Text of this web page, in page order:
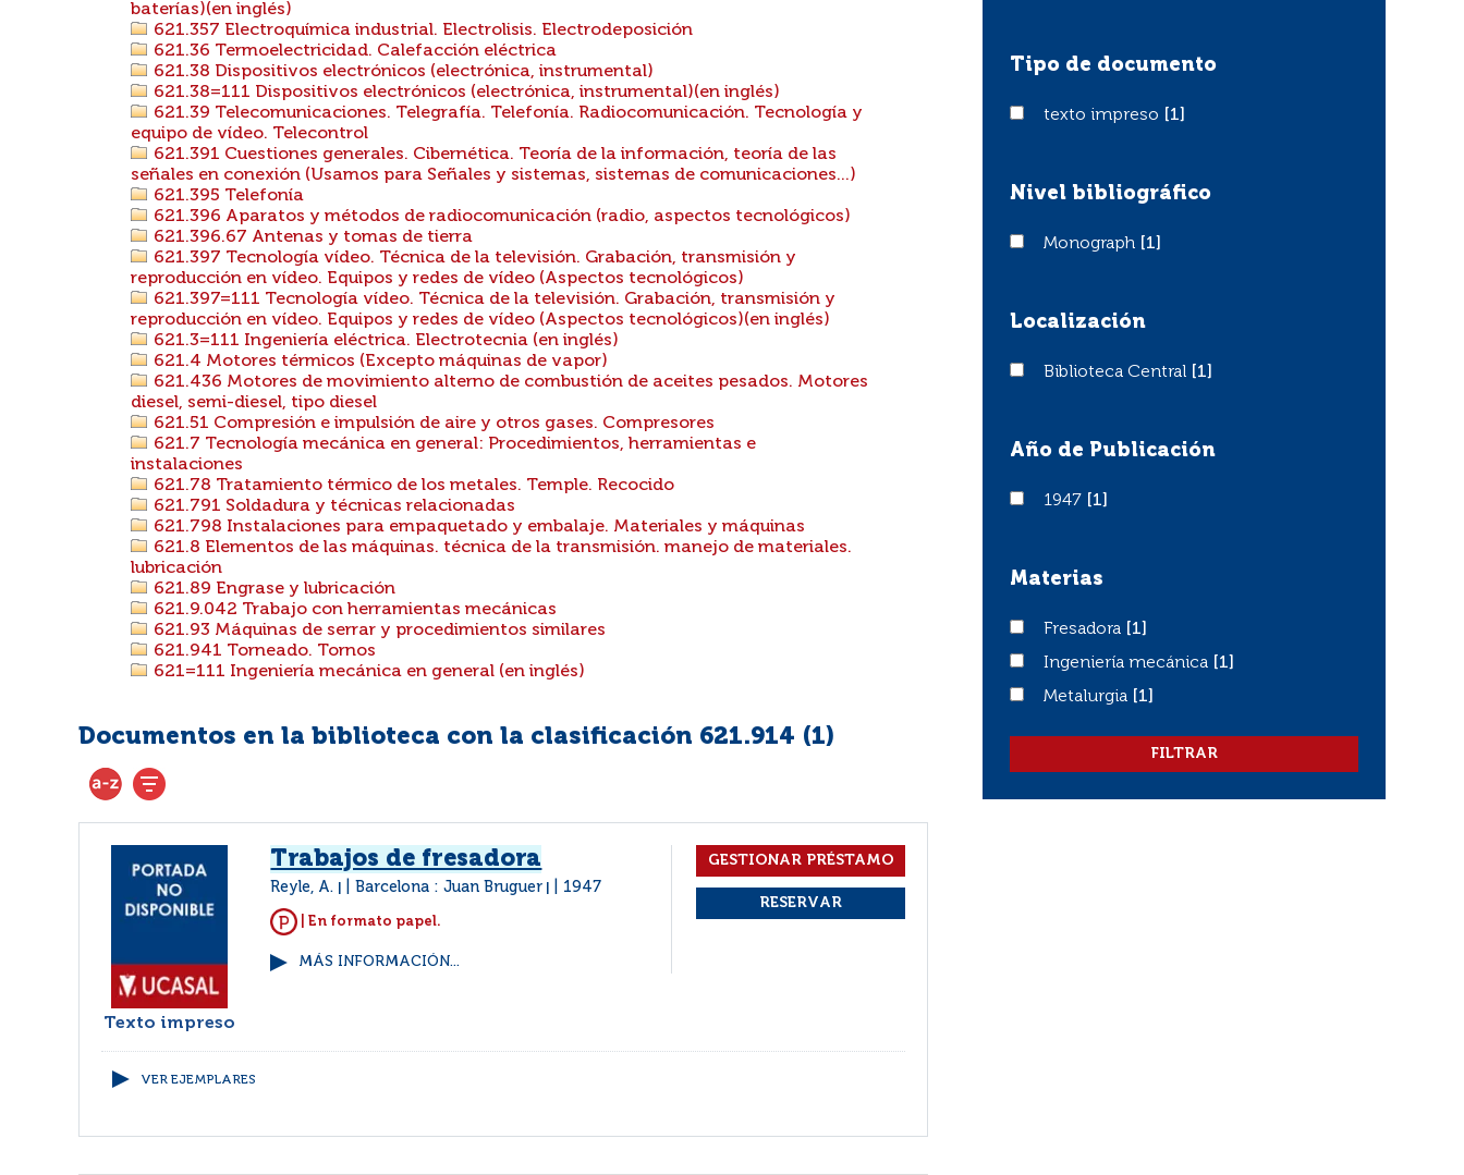
baterías)(en inglés)
621.357 Electroquímica industrial. Electrolisis. Electrodeposición
621.36 Termoelectricidad. Calefacción eléctrica
621.38 Dispositivos electrónicos (electrónica, instrumental)
621.38=111 Dispositivos electrónicos (electrónica, instrumental)(en inglés)
621.39 Telecomunicaciones. Telegrafía. Telefonía. Radiocomunicación. Tecnología y
equipo de vídeo. Telecontrol
621.391 Cuestiones generales. Cibernética. Teoría de la información, teoría de las
señales en conexión (Usamos para Señales y sistemas, sistemas de comunicaciones...)
621.395 Telefonía
621.396 Aparatos y métodos de radiocomunicación (radio, aspectos tecnológicos)
621.396.67 Antenas y tomas de tierra
621.397 Tecnología vídeo. Técnica de la televisión. Grabación, transmisión y
reproducción en vídeo. Equipos y redes de vídeo (Aspectos tecnológicos)
621.397=111 Tecnología vídeo. Técnica de la televisión. Grabación, transmisión y
reproducción en vídeo. Equipos y redes de vídeo (Aspectos tecnológicos)(en inglés)
621.3=111 Ingeniería eléctrica. Electrotecnia (en inglés)
621.4 Motores térmicos (Excepto máquinas de vapor)
621.436 Motores de movimiento alterno de combustión de aceites pesados. Motores
diesel, semi-diesel, tipo diesel
621.51 Compresión e impulsión de aire y otros gases. Compresores
621.7 Tecnología mecánica en general: Procedimientos, herramientas e
instalaciones
621.78 Tratamiento térmico de los metales. Temple. Recocido
621.791 Soldadura y técnicas relacionadas
621.798 Instalaciones para empaquetado y embalaje. Materiales y máquinas
621.8 Elementos de las máquinas. técnica de la transmisión. manejo de materiales.
lubricación
621.89 Engrase y lubricación
621.9.042 Trabajo con herramientas mecánicas
621.93 Máquinas de serrar y procedimientos similares
621.941 Torneado. Tornos
621=111 Ingeniería mecánica en general (en inglés)
Documentos en la biblioteca con la clasificación 621.914 (1)
Texto impreso
Trabajos de fresadora
Reyle, A. Barcelona : Juan Bruguer 1947
| En formato papel.
MÁS INFORMACIÓN...
VER EJEMPLARES
Tipo de documento
texto impreso
texto impreso [1]
Nivel bibliográfico
Monograph
Monograph [1]
Localización
Biblioteca Central
Biblioteca Central [1]
Año de Publicación
19471947 [1]
Materias
FresadoraFresadora
[1]
Ingeniería mecánica
Ingeniería mecánica
[1]
Metalurgia
Metalurgia [1]